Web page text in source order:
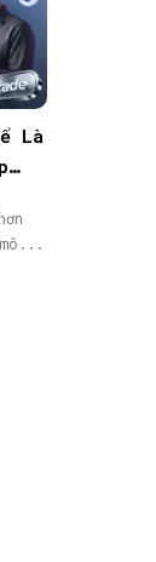
Là
mô...